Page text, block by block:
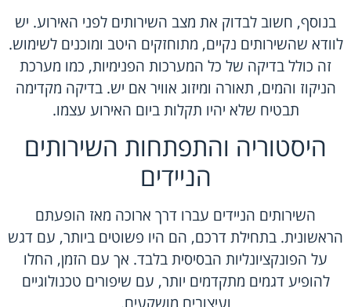
בנוסף, חשוב לבדוק את מצב השירותים לפני האירוע. יש
לוודא שהשירותים נקיים, מתוחזקים היטב ומוכנים לשימוש.
זה כולל בדיקה של כל המערכות הפנימיות, כמו מערכת
הניקוז והמים, תאורה ומיזוג אוויר אם יש. בדיקה מקדימה
תבטיח שלא יהיו תקלות ביום האירוע עצמו.
היסטוריה והתפתחות השירותים
הניידים
השירותים הניידים עברו דרך ארוכה מאז הופעתם
הראשונית. בתחילת דרכם, הם היו פשוטים ביותר, עם דגש
על הפונקציונליות הבסיסית בלבד. אך עם הזמן, החלו
להופיע דגמים מתקדמים יותר, עם שיפורים טכנולוגיים